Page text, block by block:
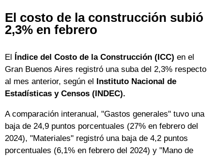
El costo de la construcción subió
2,3% en febrero
El Índice del Costo de la Construcción (ICC) en el
Gran Buenos Aires registró una suba del 2,3% respecto
al mes anterior, según el Instituto Nacional de
Estadísticas y Censos (INDEC).
A comparación interanual, "Gastos generales" tuvo una
baja de 24,9 puntos porcentuales (27% en febrero del
2024), "Materiales" registró una baja de 4,2 puntos
porcentuales (6,1% en febrero del 2024) y "Mano de